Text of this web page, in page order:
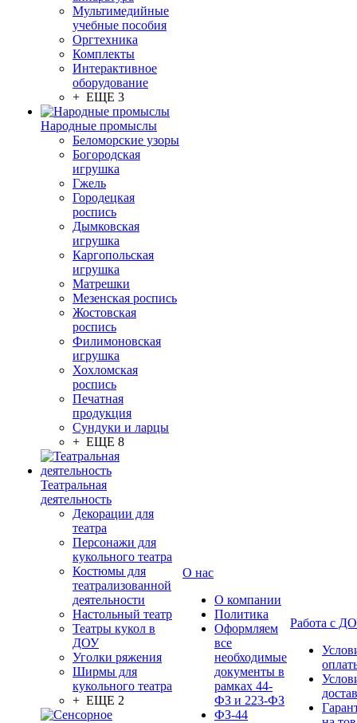
Мультимедийные
учебные пособия
Оргтехника
Комплекты
Интерактивное
оборудование
+ ЕЩЕ 3
Народные промыслы
Беломорские узоры
Богородская
игрушка
Гжель
Городецкая
роспись
Дымковская
игрушка
Каргопольская
игрушка
Матрешки
Мезенская роспись
Жостовская
роспись
Филимоновская
игрушка
Хохломская
роспись
Печатная
продукция
Сундуки и ларцы
+ ЕЩЕ 8
Театральная
деятельность
Декорации для
театра
Персонажи для
кукольного театра
Костюмы для
театрализованной
деятельности
Настольный театр
Театры кукол в
ДОУ
Уголки ряжения
Ширмы для
кукольного театра
+ ЕЩЕ 2
О нас
О компании
Политика
Оформляем
все
необходимые
документы в
рамках 44-
ФЗ и 223-ФЗ
ФЗ-44
Работа с